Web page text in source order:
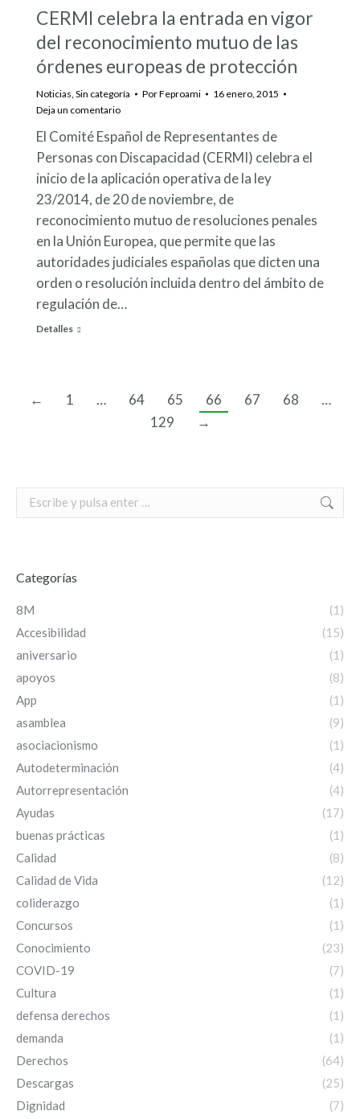
CERMI celebra la entrada en vigor
del reconocimiento mutuo de las
órdenes europeas de protección
Noticias Sin categoría PorFeproami
16 enero, 2015
Deja un comentario
El Comité Español de Representantes de
Personas con Discapacidad (CERMI) celebra el
inicio de la aplicación operativa de la ley
23/2014, de 20 de noviembre, de
reconocimiento mutuo de resoluciones penales
en la Unión Europea, que permite que las
autoridades judiciales españolas que dicten una
orden o resolución incluida dentro del ámbito de
regulación de…
Detalles
← 1 … 64 65 66 67 68
…
129
→
Search:
Categorías
8M
(1)
Accesibilidad
(15)
aniversario
(1)
apoyos
(8)
App
(1)
asamblea
(9)
asociacionismo
(1)
Autodeterminación
(4)
Autorrepresentación
(4)
Ayudas
(17)
buenas prácticas
(1)
Calidad
(8)
Calidad de Vida
(12)
coliderazgo
(1)
Concursos
(1)
Conocimiento
(23)
COVID-19
(7)
Cultura
(1)
defensa derechos
(1)
demanda
(1)
Derechos
(64)
Descargas
(25)
Dignidad
(7)